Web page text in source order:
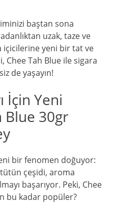
baştan sona
uzak, taze ve
içicilerine yeni bir tat ve
Chee Tah Blue ile sigara
de yaşayın!
İçin Yeni
Blue 30gr
bir fenomen doğuyor:
çeşidi, aroma
başarıyor. Peki, Chee
bu kadar popüler?